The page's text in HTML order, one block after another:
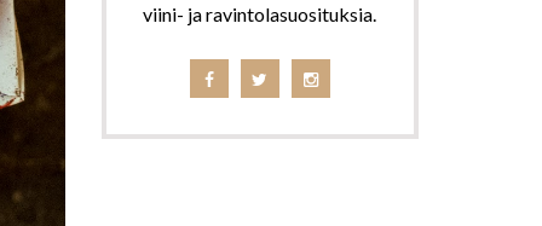
viini- ja ravintolasuosituksia.